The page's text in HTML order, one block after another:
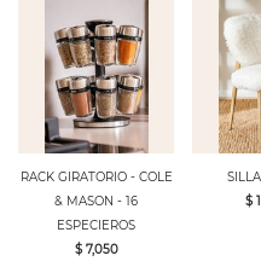
RACK GIRATORIO - COLE
& MASON - 16
ESPECIEROS
$ 7,050
$